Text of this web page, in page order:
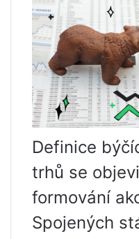
Definice
trhů se
formování
Spojených